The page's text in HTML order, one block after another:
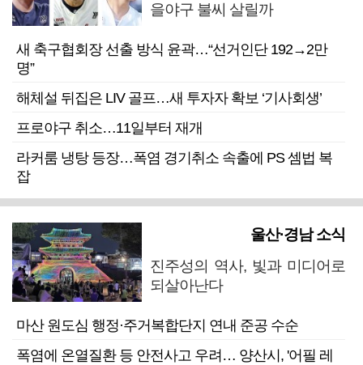
을야구 불씨 살릴까
새 축구협회장 선출 방식 윤곽…“선거인단 192→2만
명”
해체설 뒤집은 LIV 골프…새 투자자 확보 ‘기사회생’
프로야구 취소…11일부터 재개
라커룸 냉탕 등장…폭염 경기취소 속출에 PS 셈법 복
잡
울산·경남 소식
진주성의 역사, 빛과 미디어로
되살아난다
마산 원도심 행정·주거복합단지 연내 준공 수순
폭염에 온열질환 등 안전사고 우려… 양산시, '어필 레